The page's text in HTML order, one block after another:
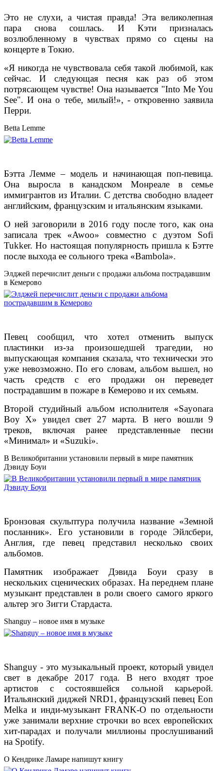
Это не слухи, а чистая правда! Эта великолепная
пара снова сошлась. И Кэти призналась
возлюбленному в чувствах прямо со сцены на
концерте в Токио.
«Я никогда не чувствовала себя такой любимой, как
сейчас. И следующая песня как раз об этом
потрясающем чувстве! Она называется "Into Me You
See". И она о тебе, милый!», - откровенно заявила
Перри.
Betta Lemme
Бэтта Лемме – модель и начинающая поп-певица.
Она выросла в канадском Монреале в семье
иммигрантов из Италии. С детства свободно владеет
английским, французским и итальянским языками.
О ней заговорили в 2016 году после того, как она
записала трек «Awoo» совместно с дуэтом Sofi
Tukker. Но настоящая популярность пришла к Бэтте
после выхода ее сольного трека «Bambola».
Элджей перечислит деньги с продажи альбома пострадавшим
в Кемерово
Певец сообщил, что хотел отменить выпуск
пластинки из-за произошедшей трагедии, но
выпускающая компания сказала, что технически это
уже невозможно. По его словам, альбом вышел, но
часть средств с его продажи он переведет
пострадавшим в пожаре в Кемерово и их семьям.
Второй студийный альбом исполнителя «Sayonara
Boy X» увидел свет 27 марта. В него вошли 9
треков, включая ранее представленные песни
«Минимал» и «Suzuki».
В Великобритании установили первый в мире памятник
Дэвиду Боуи
Бронзовая скульптура получила название «Земной
посланник». Его установили в городе Эйлсбери,
Англия, где певец представил несколько своих
альбомов.
Памятник изображает Дэвида Боуи сразу в
нескольких сценических образах. На переднем плане
музыкант представлен в роли своего самого яркого
альтер эго Зигги Стардаста.
Shanguy – новое имя в музыке
Shanguy - это музыкальный проект, который увидел
свет в декабре 2017 года. В него входят трое
артистов с состоявшейся сольной карьерой.
Итальянский диджей NRD1, французский певец Eon
Melka и инди-музыкант FRANK-O по отдельности
уже занимали верхние строчки во всех европейских
хит-парадах и получали миллионы прослушиваний
на Spotify.
О Кендрике Ламаре напишут книгу